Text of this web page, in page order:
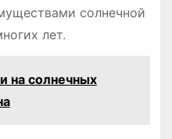
солнечной
лет.
на солнечных